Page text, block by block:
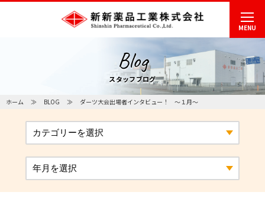
MENU
Blog
スタッフブログ
ホーム BLOG ダーツ大会出場者インタビュー！ ～１月～